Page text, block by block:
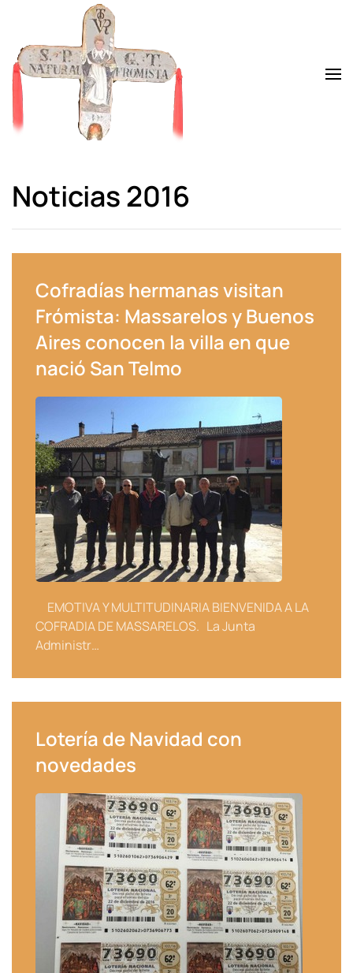
Skip to main content
Noticias 2016
Cofradías hermanas visitan
Frómista: Massarelos y Buenos
Aires conocen la villa en que
nació San Telmo
EMOTIVA Y MULTITUDINARIA BIENVENIDA A LA
COFRADIA DE MASSARELOS. La Junta
Administr…
Lotería de Navidad con
novedades